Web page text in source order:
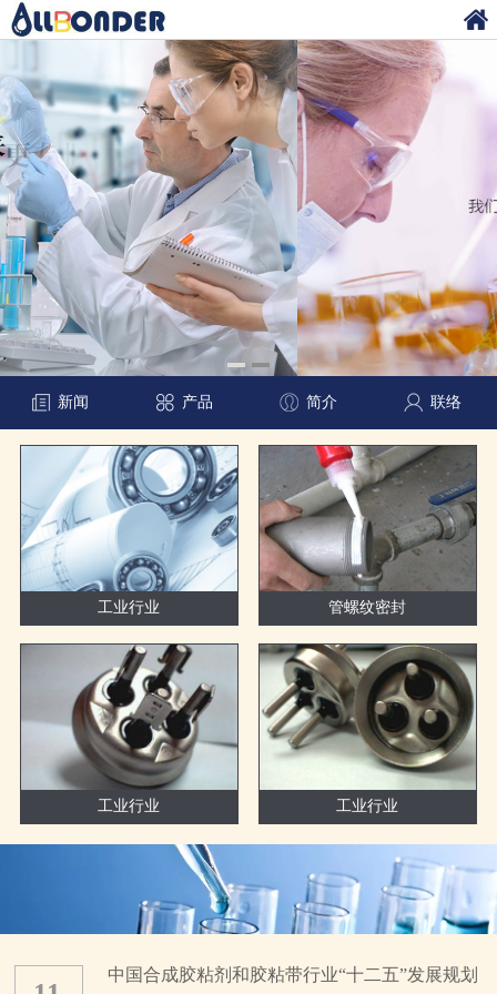
新闻 产品 简介 联络
工业行业 管螺纹密封
工业行业 工业行业
中国合成胶粘剂和胶粘带行业“十二五”发展规划